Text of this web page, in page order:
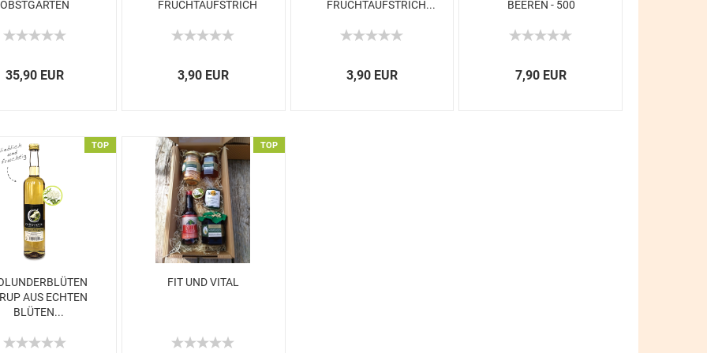
OBSTGARTEN
35,90 EUR
FRUCHTAUFSTRICH
3,90 EUR
FRUCHTAUFSTRICH...
3,90 EUR
BEEREN - 500
7,90 EUR
TOP
AUS ECHTEN
BLÜTEN...
TOP
FIT UND VITAL